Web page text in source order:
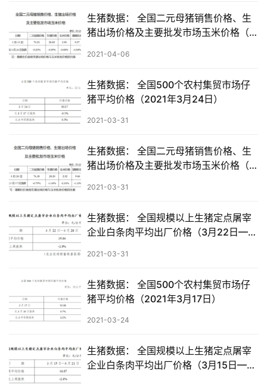
生猪数据： 全国二元母猪销售价格、生
猪出场价格及主要批发市场玉米价格（3
2021-04-06
生猪数据： 全国500个农村集贸市场仔
猪平均价格（2021年3月24日）
2021-03-31
生猪数据： 全国二元母猪销售价格、生
猪出场价格及主要批发市场玉米价格（3
2021-03-31
生猪数据： 全国规模以上生猪定点屠宰
企业白条肉平均出厂价格（3月22日—3
2021-03-31
生猪数据： 全国500个农村集贸市场仔
猪平均价格（2021年3月17日）
2021-03-24
生猪数据： 全国规模以上生猪定点屠宰
企业白条肉平均出厂价格（3月15日—3